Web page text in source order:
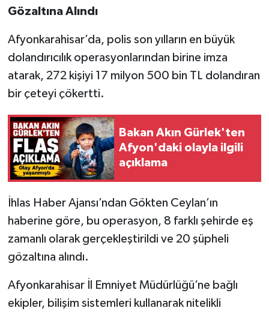
Gözaltına Alındı
Afyonkarahisar’da, polis son yılların en büyük
dolandırıcılık operasyonlarından birine imza
atarak, 272 kişiyi 17 milyon 500 bin TL dolandıran
bir çeteyi çökertti.
Bakan Akın Gürlek'ten
Afyon'daki olayla ilgili
açıklama
İhlas Haber Ajansı’ndan Gökten Ceylan’ın
haberine göre, bu operasyon, 8 farklı şehirde eş
zamanlı olarak gerçekleştirildi ve 20 şüpheli
gözaltına alındı.
Afyonkarahisar İl Emniyet Müdürlüğü’ne bağlı
ekipler, bilişim sistemleri kullanarak nitelikli